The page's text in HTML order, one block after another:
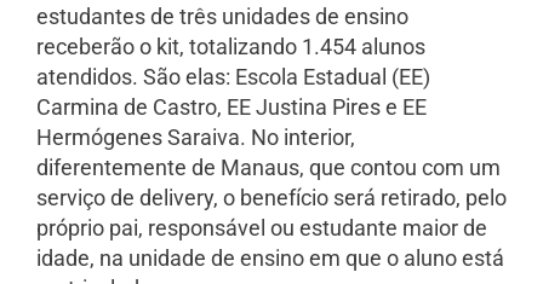
estudantes de três unidades de ensino
receberão o kit, totalizando 1.454 alunos
atendidos. São elas: Escola Estadual (EE)
Carmina de Castro, EE Justina Pires e EE
Hermógenes Saraiva. No interior,
diferentemente de Manaus, que contou com um
serviço de delivery, o benefício será retirado, pelo
próprio pai, responsável ou estudante maior de
idade, na unidade de ensino em que o aluno está